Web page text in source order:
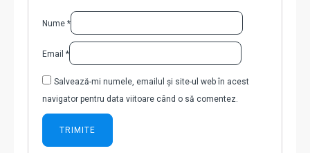
Nume *
Email *
Salvează-mi numele, emailul și site-ul web în acest
navigator pentru data viitoare când o să comentez.